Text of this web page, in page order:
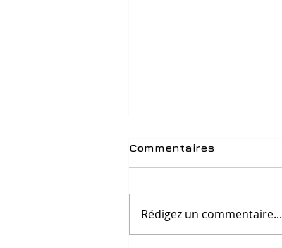
Commentaires
Rédigez un commentaire...